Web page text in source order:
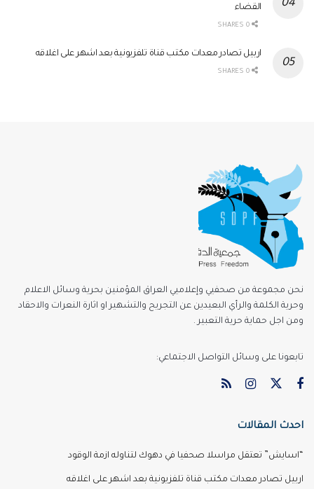
القضاء
اربيل تصادر معدات مكتب قناة تلفزيونية بعد اشهر على اغلاقه
نحن مجموعة من صحفيي وإعلاميي العراق المؤمنين بحرية وسائل الاعلام
وحرية الكلمة والرأي البعيدين عن التجريح والتشهير او اثارة النعرات والاحقاد
ومن اجل حماية حرية التعبير .
تابعونا على وسائل التواصل الاجتماعي:
احدث المقالات
“اسايش” تعتقل مراسلا صحفيا في دهوك لتناوله ازمة الوقود
اربيل تصادر معدات مكتب قناة تلفزيونية بعد اشهر على اغلاقه